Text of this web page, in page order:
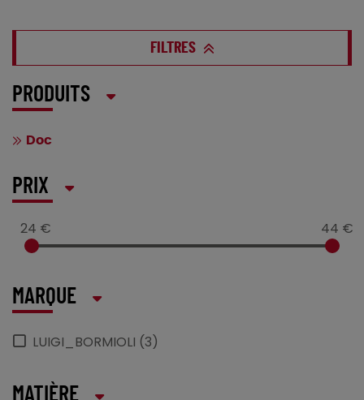
FILTRES
PRODUITS
Doc
PRIX
24 € 44 €
MARQUE
LUIGI_BORMIOLI (3)